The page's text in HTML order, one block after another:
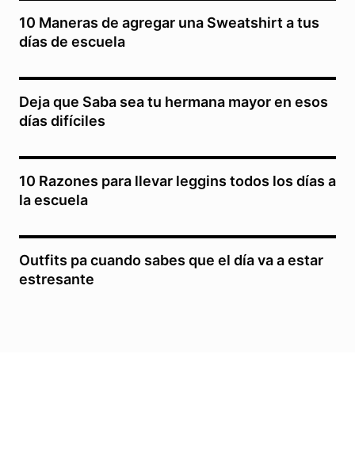
10 Maneras de agregar una Sweatshirt a tus
días de escuela
Deja que Saba sea tu hermana mayor en esos
días difíciles
10 Razones para llevar leggins todos los días a
la escuela
Outfits pa cuando sabes que el día va a estar
estresante